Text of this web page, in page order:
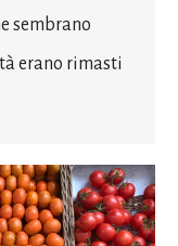
sembrano
erano rimasti